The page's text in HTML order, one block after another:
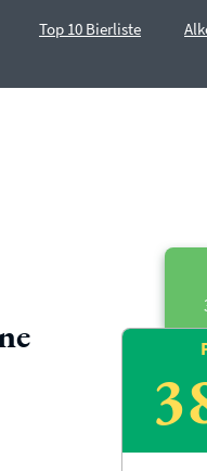
Top 10 Bierliste